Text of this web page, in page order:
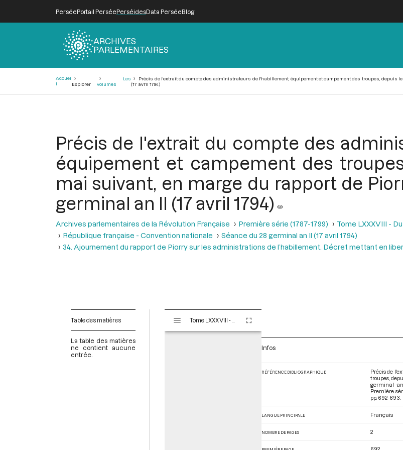
PerséePortail PerséePerséidesData PerséeBlog
ARCHIVES
PARLEMENTAIRES
Accuei
l
Explorer
Les
volumes
Précis de l'extrait du compte des administrateurs de l'habillement, équipement et campement des troupes, depuis
(17 avril 1794)
Précis de l'extrait du compte des
équipement et campement des
mai suivant, en marge du rapport de
germinal an II (17 avril 1794)
Archives parlementaires de la Révolution Française Première série (1787-1799)
Tome LXXXVIII - Du
République française - Convention nationale
Séance du 28 germinal an Il (17 avril 1794)
34. Ajournement du rapport de Piorry sur les administrations de l’habillement. Décret mettant en
Table des matières
La table des matières
ne contient aucune
entrée.
s
Infos
RÉFÉRENCE BIBLIOGRAPHIQUE
Précis de
troupes,
germinal
Première
pp. 692-693.
LANGUE PRINCIPALE Français
NOMBRE DE PAGES 2
PREMIÈRE PAGE 692